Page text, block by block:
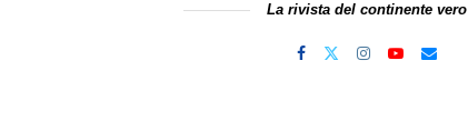
La rivista del continente vero